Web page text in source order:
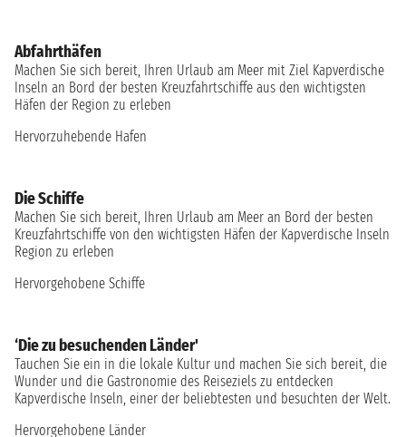
Abfahrthäfen
Machen Sie sich bereit, Ihren Urlaub am Meer mit Ziel Kapverdische
Inseln an Bord der besten Kreuzfahrtschiffe aus den wichtigsten
Häfen der Region zu erleben
Hervorzuhebende Hafen
Die Schiffe
Machen Sie sich bereit, Ihren Urlaub am Meer an Bord der besten
Kreuzfahrtschiffe von den wichtigsten Häfen der Kapverdische Inseln
Region zu erleben
Hervorgehobene Schiffe
‘Die zu besuchenden Länder'
Tauchen Sie ein in die lokale Kultur und machen Sie sich bereit, die
Wunder und die Gastronomie des Reiseziels zu entdecken
Kapverdische Inseln, einer der beliebtesten und besuchten der Welt.
Hervorgehobene Länder